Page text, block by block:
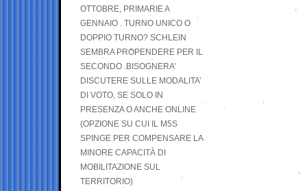
OTTOBRE, PRIMARIE A
GENNAIO . TURNO UNICO O
DOPPIO TURNO? SCHLEIN
SEMBRA PROPENDERE PER IL
SECONDO .BISOGNERA’
DISCUTERE SULLE MODALITA’
DI VOTO, SE SOLO IN
PRESENZA O ANCHE ONLINE
(OPZIONE SU CUI IL M5S
SPINGE PER COMPENSARE LA
MINORE CAPACITÀ DI
MOBILITAZIONE SUL
TERRITORIO)